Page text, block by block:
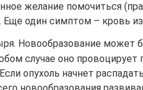
желание помочиться
один симптом – кровь
Новообразование может
случае оно провоцирует
опухоль начнет